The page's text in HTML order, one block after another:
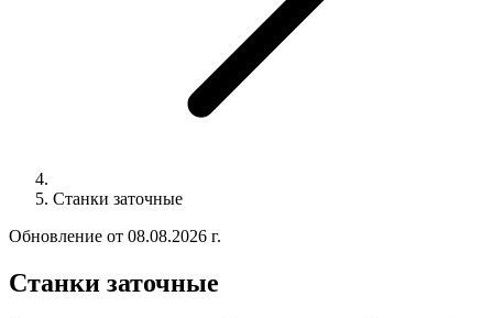
Станки заточные
Обновление от 08.08.2026 г.
Станки заточные